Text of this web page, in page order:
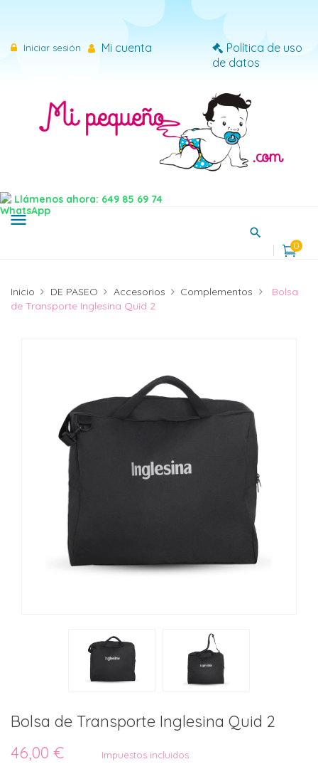
Iniciar sesión Mi cuenta
Política de uso
de datos
Llámenos ahora: 649 85 69 74
menu
0
Inicio DE PASEO Accesorios Complementos
Bolsa
de Transporte Inglesina Quid 2
Bolsa de Transporte Inglesina Quid 2
46,00 €
Impuestos incluidos
Iniciar sesión
Necesitas iniciar sesión para guardar productos en tu
Iniciar sesión